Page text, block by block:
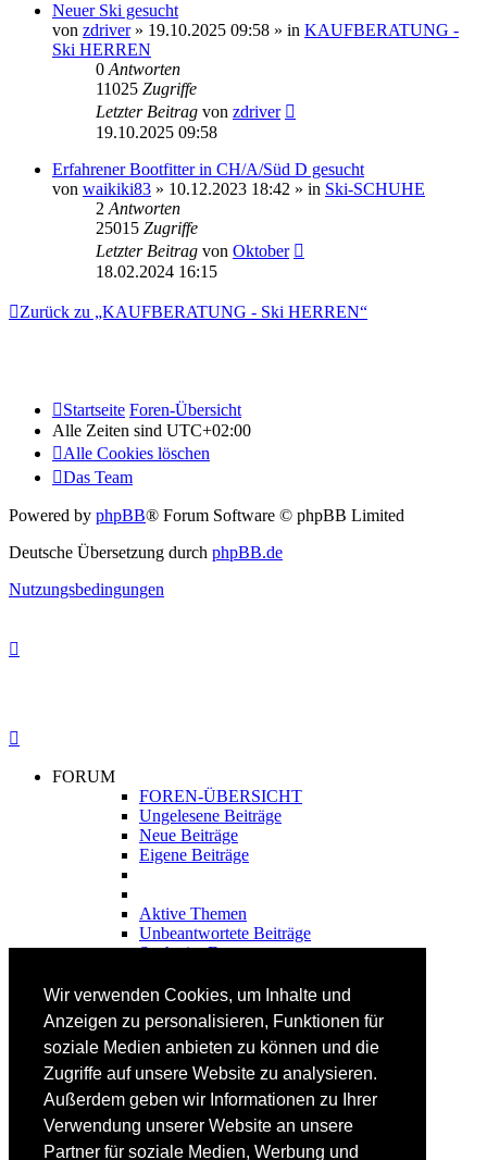
Wir verwenden Cookies, um Inhalte und
Anzeigen zu personalisieren, Funktionen für
soziale Medien anbieten zu können und die
Zugriffe auf unsere Website zu analysieren.
Außerdem geben wir Informationen zu Ihrer
Verwendung unserer Website an unsere
Partner für soziale Medien, Werbung und
Neuer Ski gesucht
von zdriver» 19.10.2025 09:58 » in KAUFBERATUNG -
Ski HERREN
0 Antworten
11025 Zugriffe
Letzter Beitrag von zdriver
19.10.2025 09:58
Erfahrener Bootfitter in CH/A/Süd D gesucht
von waikiki83 » 10.12.2023 18:42 » in Ski-SCHUHE
2 Antworten
25015 Zugriffe
Letzter Beitrag von Oktober
18.02.2024 16:15
Zurück zu „KAUFBERATUNG - Ski HERREN“
Startseite Foren-Übersicht
Alle Zeiten sind UTC+02:00
Alle Cookies löschen
Das Team
Powered by phpBB® Forum Software © phpBB Limited
Deutsche Übersetzung durch phpBB.de
Nutzungsbedingungen
FORUM
FOREN-ÜBERSICHT
Ungelesene Beiträge
Neue Beiträge
Eigene Beiträge
Aktive Themen
Unbeantwortete Beiträge
Suche im Forum
FAHRTECHNIK
Fortgeschrittene
Lehrplan
Videoanalyse
SKI
SKITEST